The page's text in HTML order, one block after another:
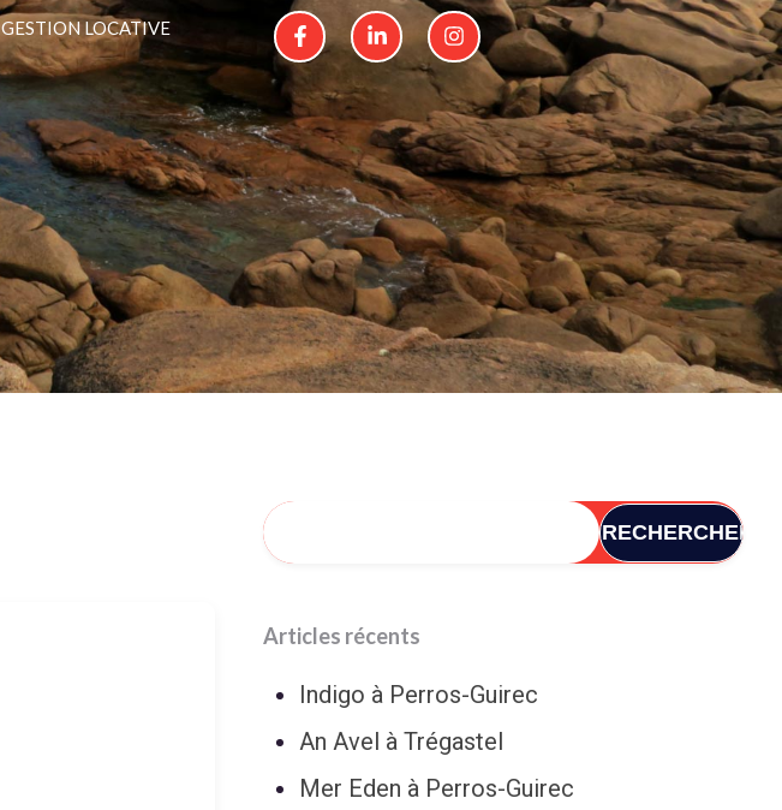
GESTION LOCATIVE
Articles récents
Indigo à Perros-Guirec
An Avel à Trégastel
Mer Eden à Perros-Guirec